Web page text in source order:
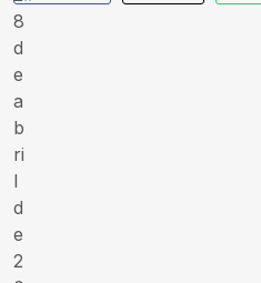
8
d
e
a
b
ri
l
d
e
2